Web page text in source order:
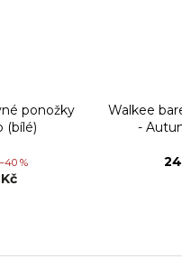
ponožky
(bílé)
–40 %
Walkee
-